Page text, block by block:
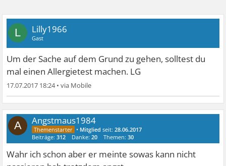
L Lilly1966
Gast
Um der Sache auf dem Grund zu gehen, solltest du
mal einen Allergietest machen. LG
17.07.2017 18:24•
A Angstmaus1984
• Mitglied seit:28.06.2017
Beiträge:312 Danke:20 Themen:30
Wahr ich schon aber er meinte sowas kann nicht